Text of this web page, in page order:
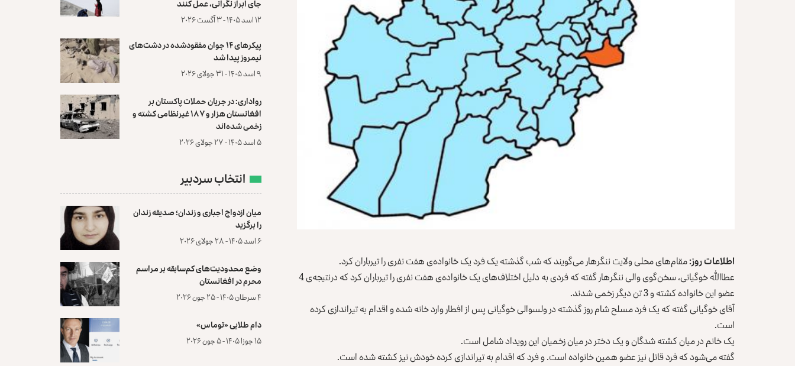
اطلاعات روز:مقام‌های محلی ولایت ننگرهار می‌گویند که شب گذشته یک فرد یک خانواده‌ی هفت نفری را تیرباران کرد.
عطاالله خوگیانی، سخن‌گوی والی ننگرهار گفته که فردی به دلیل اختلاف‌های یک خانواده‌ی هفت نفری را تیرباران کرد که درنتیجه‌ی 4
عضو این خانواده کشته و 3 تن دیگر زخمی شدند.
آقای خوگیانی گفته که یک فرد مسلح شام روز گذشته در ولسوالی خوگیانی پس از افطار وارد خانه شده و اقدام به تیراندازی کرده
است.
یک خانم در میان کشته شدگان و یک دختر در میان زخمیان این رویداد شامل است.
گفته می‌شود که فرد قاتل نیز عضو همین خانواده است. و فرد که اقدام به تیراندازی کرده خودش نیز کشته شده است.
جای ابراز نگرانی، عمل کنند
۱۲ اسد ۱۴۰۵ - ۳ آگست ۲۰۲۶
پیکرهای ۱۴ جوان مفقودشده در دشت‌های
نیمروز پیدا شد
۹ اسد ۱۴۰۵ - ۳۱ جولای ۲۰۲۶
رواداری: در جریان حملات پاکستان بر
افغانستان هزار و ۱۸۷ غیرنظامی کشته و
زخمی شده‌اند
۵ اسد ۱۴۰۵ - ۲۷ جولای ۲۰۲۶
انتخاب سردبیر
میان ازدواج اجباری و زندان؛ صدیقه زندان
را برگزید
۶ اسد ۱۴۰۵ - ۲۸ جولای ۲۰۲۶
وضع محدودیت‌های کم‌سابقه بر مراسم
محرم در افغانستان
۴ سرطان ۱۴۰۵ - ۲۵ جون ۲۰۲۶
دام طلایی «توماس»
۱۵ جوزا ۱۴۰۵ - ۵ جون ۲۰۲۶